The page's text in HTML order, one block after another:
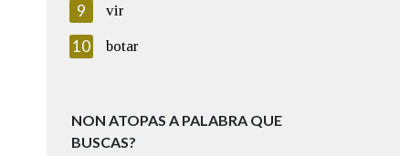
9 vir
10 botar
NON ATOPAS A PALABRA QUE
BUSCAS?